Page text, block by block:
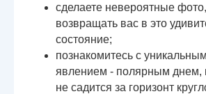
сделаете невероятные
возвращать вас в это
состояние;
познакомитесь с
явлением - полярным днем,
не садится за горизонт